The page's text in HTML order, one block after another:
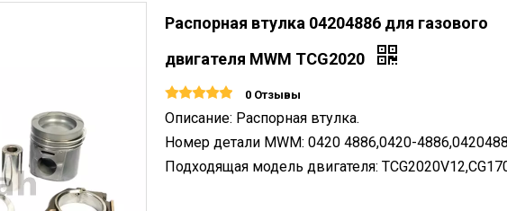
Распорная втулка 04204886 для газового
двигателя MWM TCG2020
0 Отзывы
Описание: Распорная втулка.
Номер детали MWM: 0420 4886,0420-
Подходящая модель двигателя: